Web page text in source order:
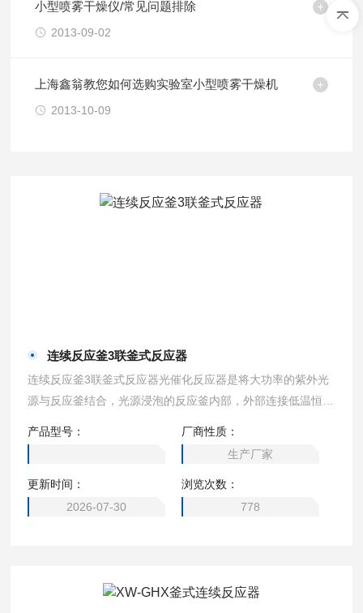
小型喷雾干燥仪/常见问题排除
2013-09-02
上海鑫翁教您如何选购实验室小型喷雾干燥机
2013-10-09
连续反应釜3联釜式反应器
连续反应釜3联釜式反应器光催化反应器是将大功率的紫外光
源与反应釜结合，光源浸泡的反应釜内部，外部连接低温恒温
用于液体，气体和固体的多相反应器。可用于发酵废液处理、
可用于工业废水处理、可用于氯化、磺化、磺化氧化或亚硝基
化等产品的合成
产品型号：
厂商性质：
生产厂家
更新时间：
2026-07-30
浏览次数：
778